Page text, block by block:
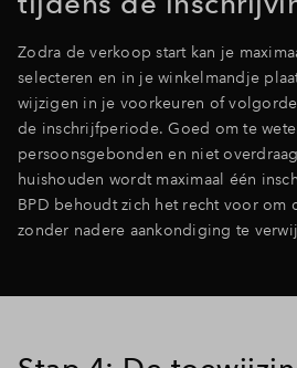
Zodra de verkoop start kan je
selecteren en in je winkelmandje
wijzigen in je voorkeuren of
de inschrijfperiode. Goed om te
persoonsgebonden en niet
huishouden wordt maximaal één
BPD behoudt zich het recht voor om
zonder nadere aankondiging te